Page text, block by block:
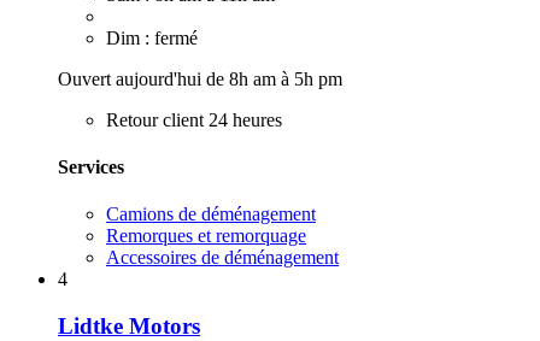
Dim : fermé
Ouvert aujourd'hui de 8h am à 5h pm
Retour client 24 heures
Services
Camions de déménagement
Remorques et remorquage
Accessoires de déménagement
4
Lidtke Motors